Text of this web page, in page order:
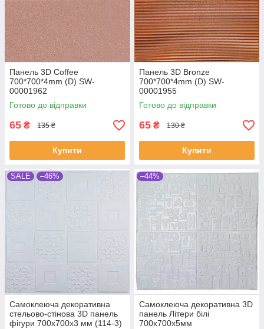
Панель 3D Coffee
700*700*4mm (D) SW-
00001962
Готово до відправки
65 ₴ 135 ₴
Купити
Панель 3D Bronze
700*700*4mm (D) SW-
00001955
Готово до відправки
65 ₴ 130 ₴
Купити
SALE –46%
Самоклеюча декоративна
стельово-стінова 3D панель
фігури 700x700x3 мм (114-3)
–44%
Самоклеюча декоративна 3D
панель Літери білі
700x700x5мм